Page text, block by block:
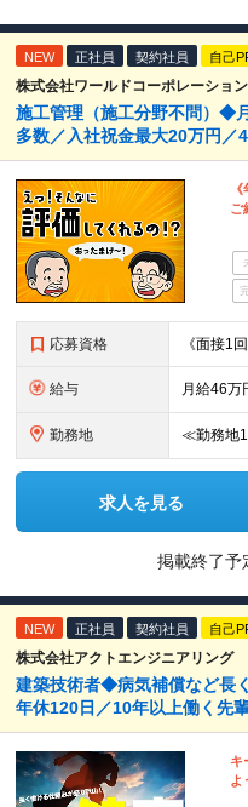
NEW 正社員 契約社員 自己
株式会社ワールドコーポレーション
施工管理（施工分野不問）◆
多数／入社祝金最大20万円／
ご
応募資格
給与
勤務地
求人を見る
掲載終了予
NEW 正社員 契約社員 自己
株式会社アクトエンジニアリング
建築技術者◆病気補償など長
年休120日／10年以上働く先
キ
よ